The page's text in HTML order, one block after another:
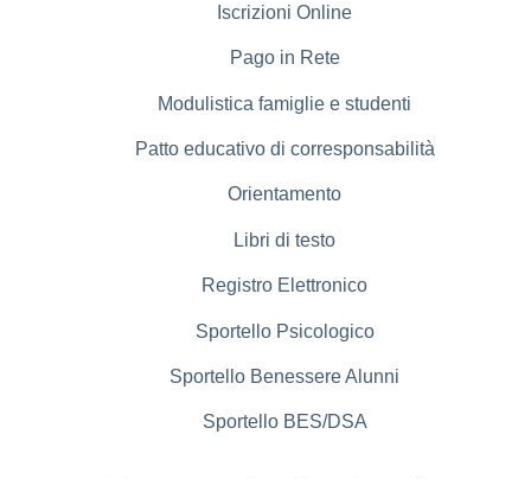
Iscrizioni Online
Pago in Rete
Modulistica famiglie e studenti
Patto educativo di corresponsabilità
Orientamento
Libri di testo
Registro Elettronico
Sportello Psicologico
Sportello Benessere Alunni
Sportello BES/DSA